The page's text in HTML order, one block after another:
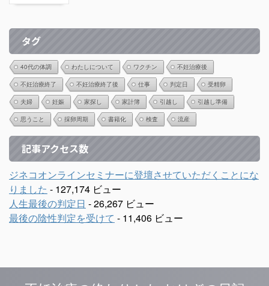
タグ
40代の体調 わたしについて ワクチン 不妊治療後
不妊治療終了 不妊治療終了後 仕事 判定日 受精卵
夫婦 妊娠 家探し 家計簿 引越し 引越し準備
思うこと 採卵周期 書籍化 検査 流産
記事アクセス数
ジネコオンラインセミナーに登壇させていただくことにな
りました - 127,174 ビュー
人生最後の判定日 - 26,267 ビュー
最後の陰性判定を受けて - 11,406 ビュー